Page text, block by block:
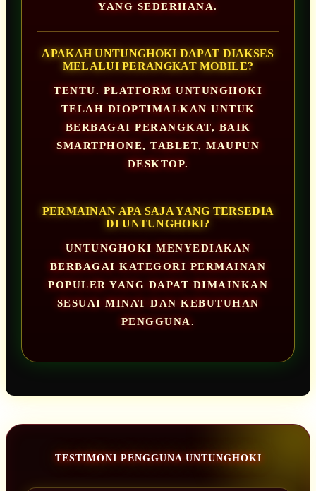
YANG SEDERHANA.
APAKAH UNTUNGHOKI DAPAT DIAKSES
MELALUI PERANGKAT MOBILE?
TENTU. PLATFORM UNTUNGHOKI
TELAH DIOPTIMALKAN UNTUK
BERBAGAI PERANGKAT, BAIK
SMARTPHONE, TABLET, MAUPUN
DESKTOP.
PERMAINAN APA SAJA YANG TERSEDIA
DI UNTUNGHOKI?
UNTUNGHOKI MENYEDIAKAN
BERBAGAI KATEGORI PERMAINAN
POPULER YANG DAPAT DIMAINKAN
SESUAI MINAT DAN KEBUTUHAN
PENGGUNA.
TESTIMONI PENGGUNA UNTUNGHOKI